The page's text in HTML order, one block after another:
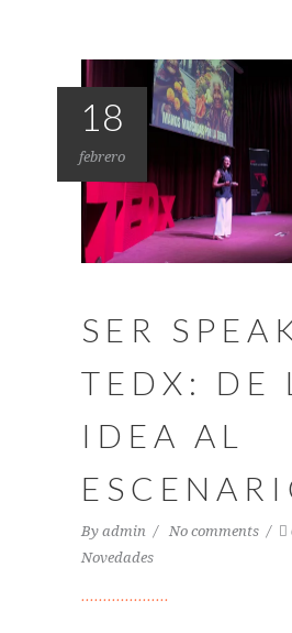
18
febrero
SER
TEDX: DE
IDEA AL
By admin No comments
Novedades